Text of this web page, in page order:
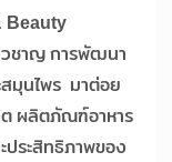
Beauty
วชาญ การพัฒนา
มุนไพร มาต่อย
ต ผลิตภัณฑ์อาหาร
ระสิทธิภาพของ